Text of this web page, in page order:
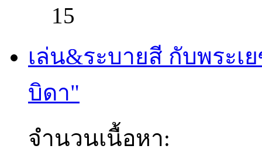
15
เล่น&ระบายสี กับพระเ
บิดา"
จำนวนเนื้อหา: